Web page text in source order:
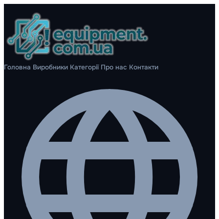
Головна Виробники Категорії Про нас Контакти